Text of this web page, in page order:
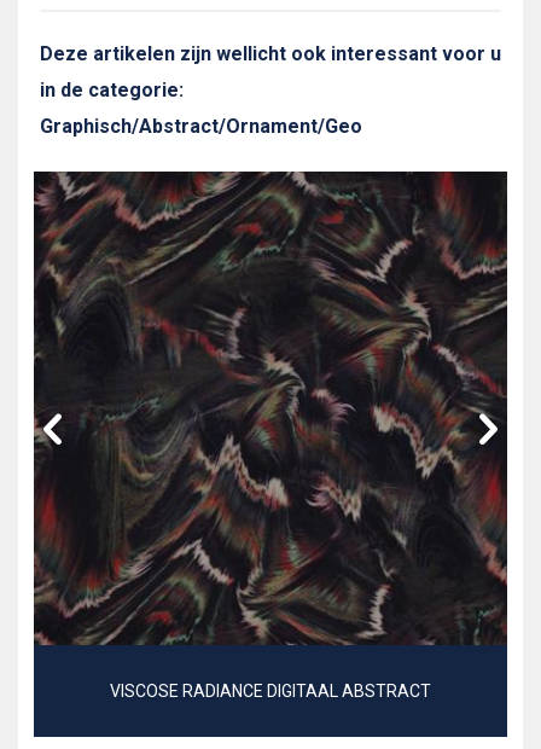
Deze artikelen zijn wellicht ook interessant voor u
in de categorie:
Graphisch/Abstract/Ornament/Geo
VISCOSE RADIANCE DIGITAAL ABSTRACT